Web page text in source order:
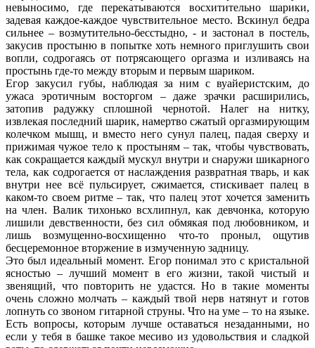
невыносимо, где перекатываются восхитительно шарики,
задевая каждое-каждое чувствительное место. Вскинул бедра
сильнее – возмутительно-бесстыдно, - и застонал в постель,
закусив простыню в попытке хоть немного приглушить свои
вопли, содрогаясь от потрясающего оргазма и изливаясь на
простынь где-то между вторым и первым шариком.
Егор закусил губы, наблюдая за ним с вуайеристским, до
ужаса эротичным восторгом – даже зрачки расширились,
затопив радужку сплошной чернотой. Налег на нитку,
извлекая последний шарик, намертво сжатый оргазмирующим
колечком мышц, и вместо него сунул палец, падая сверху и
прижимая чужое тело к простыням – так, чтобы чувствовать,
как сокращается каждый мускул внутри и снаружи шикарного
тела, как содрогается от наслаждения развратная тварь, и как
внутри нее всё пульсирует, сжимается, стискивает палец в
каком-то своем ритме – так, что палец этот хочется заменить
на член. Валик тихонько всхлипнул, как девчонка, которую
лишили девственности, без сил обмякая под любовником, и
лишь возмущенно-восхищенно что-то проныл, ощутив
бесцеремонное вторжение в измученную задницу.
Это был идеальный момент. Егор понимал это с кристальной
ясностью – лучший момент в его жизни, такой чистый и
звенящий, что повторить не удастся. Но в такие моменты
очень сложно молчать – каждый твой нерв натянут и готов
лопнуть со звоном гитарной струны. Что на уме – то на языке.
Есть вопросы, которым лучше оставаться незаданными, но
если у тебя в башке такое месиво из удовольствия и сладкой